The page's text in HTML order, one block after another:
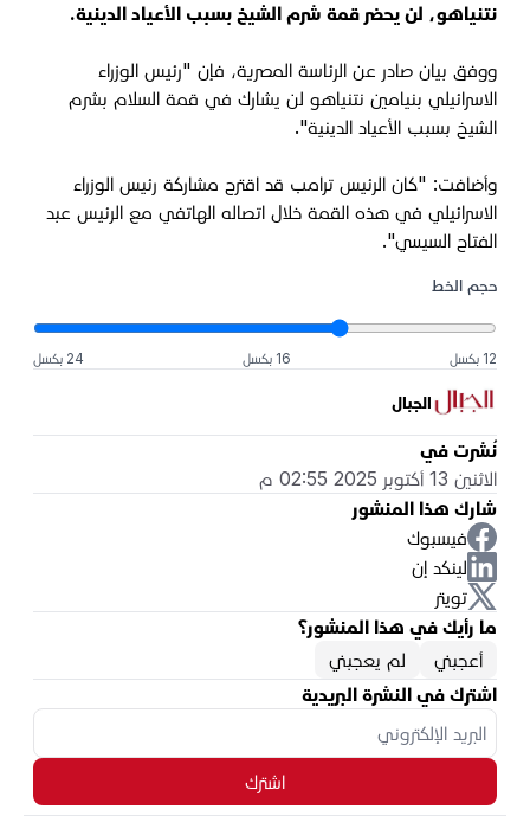
نتنياهو، لن يحضر قمة شرم الشيخ بسبب الأعياد الدينية.
ووفق بيان صادر عن الرئاسة المصرية، فإن "رئيس الوزراء
الاسرائيلي بنيامين نتنياهو لن يشارك في قمة السلام بشرم
الشيخ بسبب الأعياد الدينية".
وأضافت: "كان الرئيس ترامب قد اقترح مشاركة رئيس الوزراء
الاسرائيلي في هذه القمة خلال اتصاله الهاتفي مع الرئيس عبد
الفتاح السيسي".
حجم الخط
12 بكسل 16 بكسل 24 بكسل
الجبال
نُشرت في
الاثنين 13 أكتوبر 2025 02:55 م
شارك هذا المنشور
فيسبوك
لينكد إن
تويتر
ما رأيك في هذا المنشور؟
أعجبني
لم يعجبني
اشترك في النشرة البريدية
اشترك